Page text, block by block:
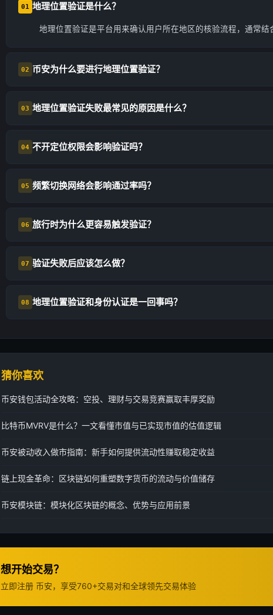
01 地理位置验证是什么？
地理位置验证是平台用来确认用户所在地区的核验流程，通常结
02 币安为什么要进行地理位置验证？
03 地理位置验证失败最常见的原因是什么？
04 不开定位权限会影响验证吗？
05 频繁切换网络会影响通过率吗？
06 旅行时为什么更容易触发验证？
07 验证失败后应该怎么做？
08 地理位置验证和身份认证是一回事吗？
猜你喜欢
币安钱包活动全攻略：空投、理财与交易竞赛赢取丰厚奖励
比特币MVRV是什么？一文看懂市值与已实现市值的估值逻辑
币安被动收入做市指南：新手如何提供流动性赚取稳定收益
链上现金革命：区块链如何重塑数字货币的流动与价值储存
币安模块链：模块化区块链的概念、优势与应用前景
想开始交易？
立即注册 币安，享受760+交易对和全球领先交易体验